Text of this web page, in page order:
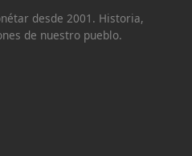
desde 2001. Historia,
de nuestro pueblo.